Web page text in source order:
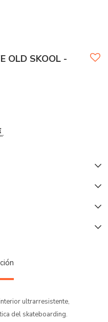
OLD SKOOL -
ultrarresistente,
del skateboarding.